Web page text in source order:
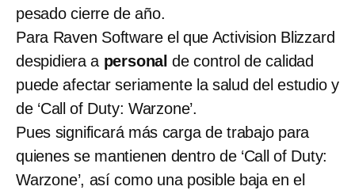
pesado cierre de año.
Para Raven Software el que Activision Blizzard
despidiera a personal de control de calidad
puede afectar seriamente la salud del estudio y
de ‘Call of Duty: Warzone’.
Pues significará más carga de trabajo para
quienes se mantienen dentro de ‘Call of Duty:
Warzone’, así como una posible baja en el